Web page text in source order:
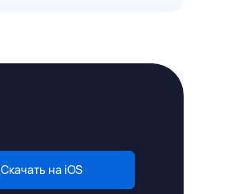
Скачать на iOS